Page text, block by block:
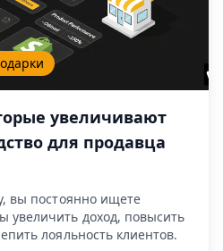
увеличивают
для продавца
вы постоянно ищете
увеличить доход, повысить
лояльность клиентов.